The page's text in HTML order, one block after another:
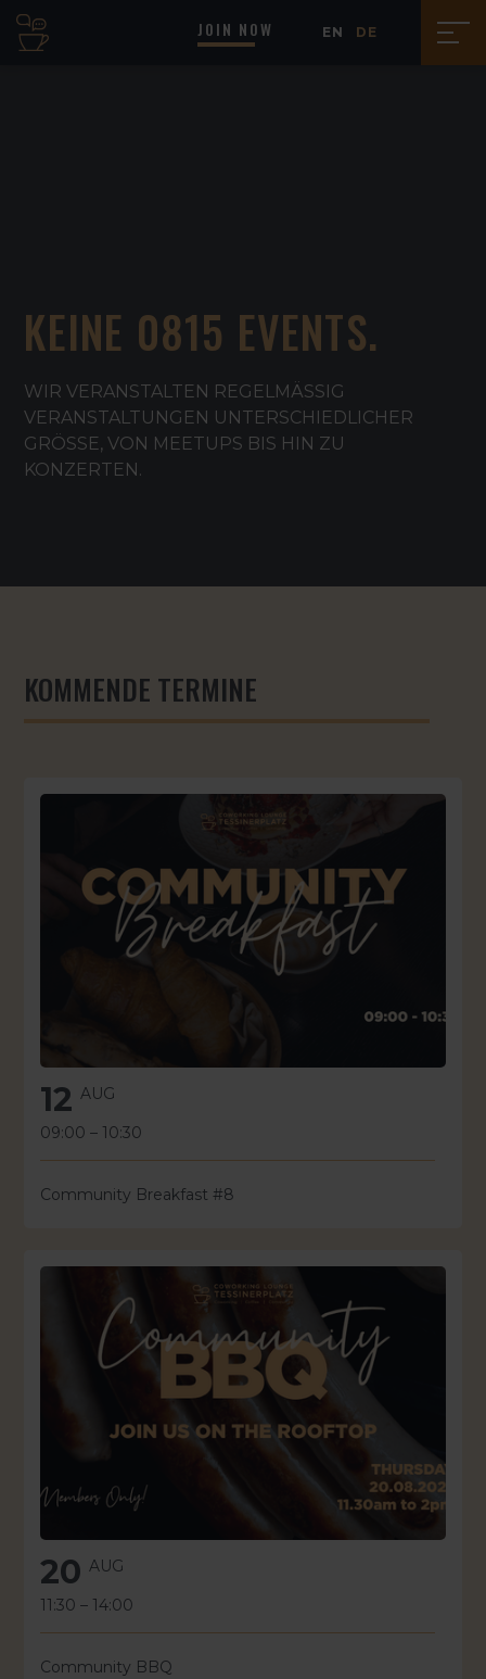
JOIN NOW EN DE
KEINE 0815 EVENTS.
WIR VERANSTALTEN REGELMÄSSIG V
ERANSTALTUNGEN UNTERSCHIEDLICHER G
RÖSSE, VON MEETUPS BIS HIN ZU KO
NZERTEN.
KOMMENDE TERMINE
12 AUG
09:00 – 10:30
Community Breakfast #8
20 AUG
11:30 – 14:00
Community BBQ